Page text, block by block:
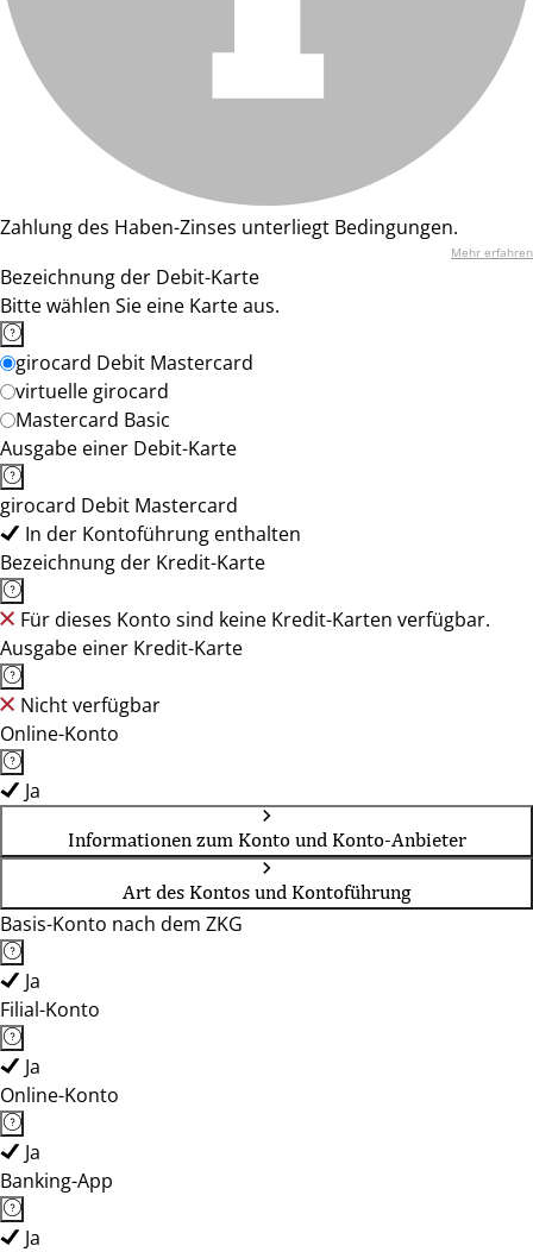
Zahlung des Haben-Zinses unterliegt Bedingungen.
Mehr erfahren
Bezeichnung der Debit-Karte
Bitte wählen Sie eine Karte aus.
girocard Debit Mastercard
virtuelle girocard
Mastercard Basic
Ausgabe einer Debit-Karte
girocard Debit Mastercard
In der Kontoführung enthalten
Bezeichnung der Kredit-Karte
Für dieses Konto sind keine Kredit-Karten verfügbar.
Ausgabe einer Kredit-Karte
Nicht verfügbar
Online-Konto
Ja
Informationen zum Konto und Konto-Anbieter
Art des Kontos und Kontoführung
Basis-Konto nach dem ZKG
Ja
Filial-Konto
Ja
Online-Konto
Ja
Banking-App
Ja